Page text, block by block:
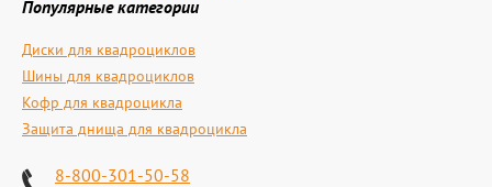
Популярные категории
Диски для квадроциклов
Шины для квадроциклов
Кофр для квадроцикла
Защита днища для квадроцикла
8-800-301-50-58